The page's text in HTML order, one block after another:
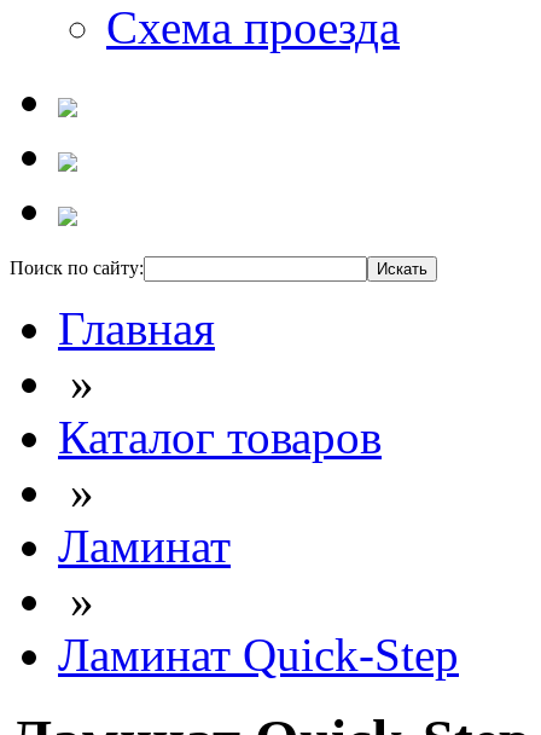
Схема проезда
Поиск по сайту:
Главная
»
Каталог товаров
»
Ламинат
»
Ламинат Quick-Step